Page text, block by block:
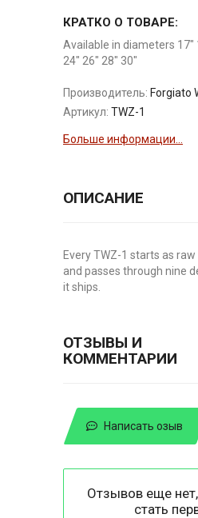
КРАТКО О ТОВАРЕ:
Available in diameters 17"
24" 26" 28" 30"
Производитель: Forgiato
Артикул: TWZ-1
Больше информации...
ОПИСАНИЕ
Every TWZ-1 starts as
and passes through nine
it ships.
ОТЗЫВЫ И
КОММЕНТАРИИ
Написать озыв
Отзывов еще
стать